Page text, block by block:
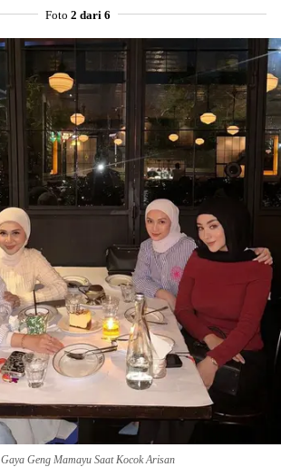
Foto 2 dari 6
Geng Mamayu Saat Kocok Arisan